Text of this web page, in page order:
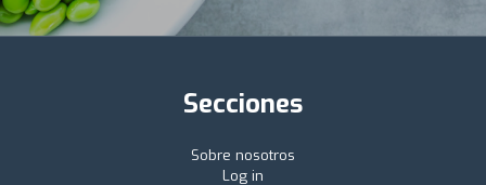
Secciones
Sobre nosotros
Log in